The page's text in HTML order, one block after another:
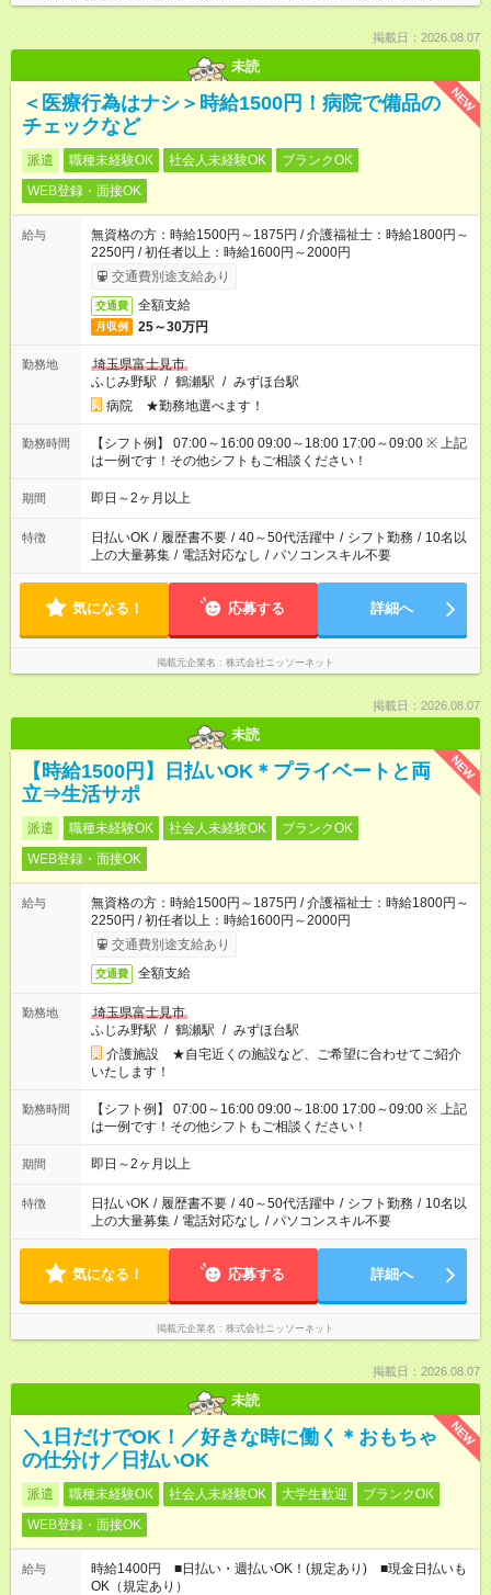
掲載日：2026.08.07
未読
NEW
＜医療行為はナシ＞時給1500円！病院で備品の
チェックなど
派遣 職種未経験OK 社会人未経験OK
ブランクOK
WEB登録・面接OK
給与
無資格の方：時給1500円～1875円 / 介護福祉士：時給1800円～
2250円 / 初任者以上：時給1600円～2000円
交通費別途支給あり
交通費 全額支給
月収例 25～30万円
勤務地
埼玉県富士見市
ふじみ野駅 / 鶴瀬駅 / みずほ台駅
病院 ★勤務地選べます！
勤務時間
【シフト例】 07:00～16:00 09:00～18:00 17:00～09:00 ※ 上記
は一例です！その他シフトもご相談ください！
期間 即日～2ヶ月以上
特徴 日払いOK / 履歴書不要 / 40～50代活躍中 / シフト勤務 / 10名以
上の大量募集 / 電話対応なし / パソコンスキル不要
気になる！ 応募する 詳細へ
掲載元企業名 株式会社ニッソーネット
掲載日：2026.08.07
未読
NEW
【時給1500円】日払いOK＊プライベートと両
立⇒生活サポ
派遣 職種未経験OK 社会人未経験OK
ブランクOK
WEB登録・面接OK
給与
無資格の方：時給1500円～1875円 / 介護福祉士：時給1800円～
2250円 / 初任者以上：時給1600円～2000円
交通費別途支給あり
交通費 全額支給
勤務地
埼玉県富士見市
ふじみ野駅 / 鶴瀬駅 / みずほ台駅
介護施設 ★自宅近くの施設など、ご希望に合わせてご紹介
いたします！
勤務時間
【シフト例】 07:00～16:00 09:00～18:00 17:00～09:00 ※ 上記
は一例です！その他シフトもご相談ください！
期間 即日～2ヶ月以上
特徴 日払いOK / 履歴書不要 / 40～50代活躍中 / シフト勤務 / 10名以
上の大量募集 / 電話対応なし / パソコンスキル不要
気になる！ 応募する 詳細へ
掲載元企業名 株式会社ニッソーネット
掲載日：2026.08.07
未読
NEW
＼1日だけでOK！／好きな時に働く＊おもちゃ
の仕分け／日払いOK
派遣 職種未経験OK 社会人未経験OK 大学生歓迎
ブランクOK
WEB登録・面接OK
給与
時給1400円 ■日払い・週払いOK！(規定あり) ■現金日払いも
OK（規定あり）